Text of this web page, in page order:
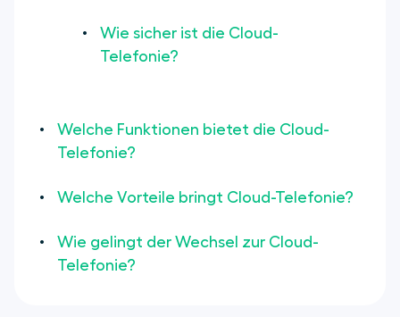
Wie sicher ist die Cloud-
Telefonie?
Welche Funktionen bietet die Cloud-
Telefonie?
Welche Vorteile bringt Cloud-Telefonie?
Wie gelingt der Wechsel zur Cloud-
Telefonie?